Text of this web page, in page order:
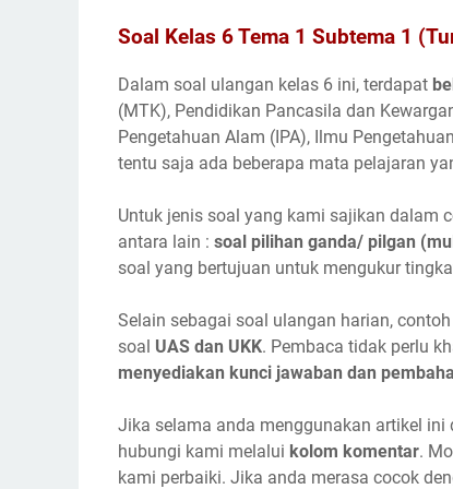
Soal Kelas 6 Tema 1 Subtema 1
Dalam soal ulangan kelas 6 ini, terdapat
(MTK), Pendidikan Pancasila dan
Pengetahuan Alam (IPA), Ilmu
tentu saja ada beberapa mata pelajaran
Untuk jenis soal yang kami sajikan dalam
antara lain : soal pilihan ganda/ pilgan
soal yang bertujuan untuk mengukur
Selain sebagai soal ulangan harian,
soal UAS dan UKK. Pembaca tidak perlu
menyediakan kunci jawaban dan
Jika selama anda menggunakan artikel
hubungi kami melalui kolom komentar.
kami perbaiki. Jika anda merasa cocok